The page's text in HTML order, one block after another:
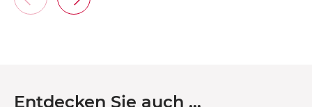
Entdecken Sie auch …